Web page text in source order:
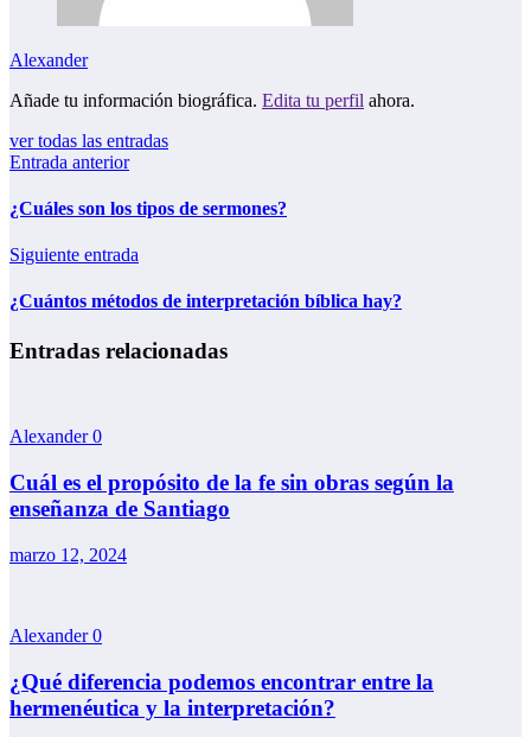
Alexander
Añade tu información biográfica. Edita tu perfil ahora.
ver todas las entradas
Entrada anterior
¿Cuáles son los tipos de sermones?
Siguiente entrada
¿Cuántos métodos de interpretación bíblica hay?
Entradas relacionadas
Alexander0
Cuál es el propósito de la fe sin obras según la
enseñanza de Santiago
marzo 12, 2024
Alexander0
¿Qué diferencia podemos encontrar entre la
hermenéutica y la interpretación?